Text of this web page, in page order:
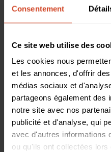
Consentement
Ce site web utilise des
Les cookies nous
et les annonces, d'offrir
médias sociaux et
partageons également des
notre site avec nos
publicité et d'analyse, qui
avec d'autres informations
ou qu'ils ont collectées
Extendeur PC Host
Connecteur USB
1 prise USB de type B
Connecteur de liaison
1x RJ45
Dimensions (L x L x H)